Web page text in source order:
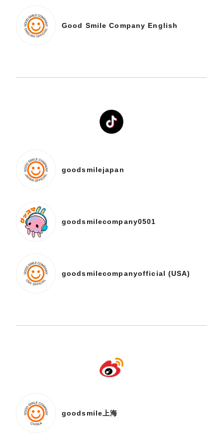
Good Smile Company English
goodsmilejapan
goodsmilecompany0501
goodsmilecompanyofficial (USA)
goodsmile上海